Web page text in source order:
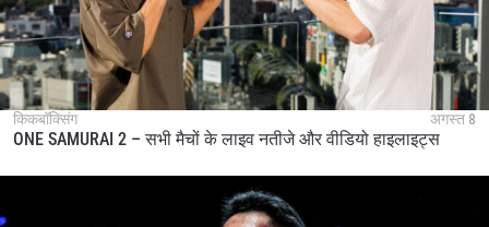
किकबॉक्सिंग अगस्त 8
ONE SAMURAI 2 – सभी मैचों के लाइव नतीजे और वीडियो हाइलाइट्स